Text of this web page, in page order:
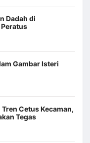
Dadah di
Gambar Isteri
Cetus Kecaman,
Tegas